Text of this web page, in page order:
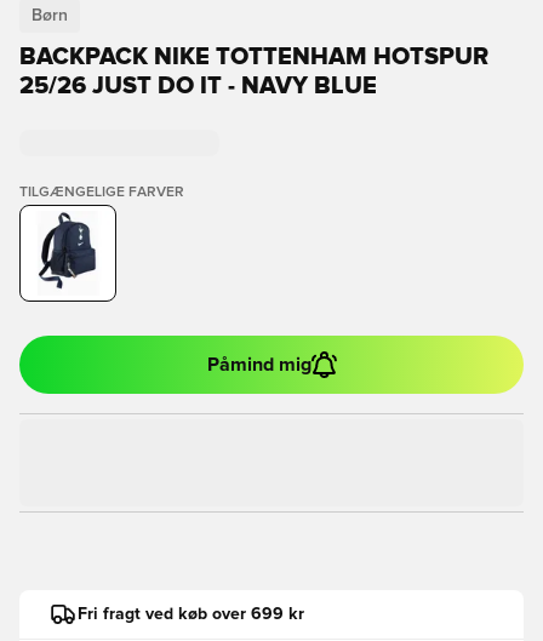
Børn
BACKPACK NIKE TOTTENHAM HOTSPUR
25/26 JUST DO IT - NAVY BLUE
TILGÆNGELIGE FARVER
Påmind mig
Fri fragt ved køb over 699 kr